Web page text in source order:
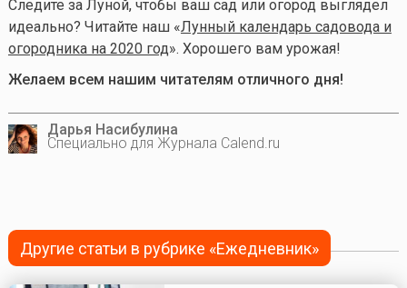
Следите за Луной, чтобы ваш сад или огород выглядел
идеально? Читайте наш «Лунный календарь садовода и
огородника на 2020 год». Хорошего вам урожая!
Желаем всем нашим читателям отличного дня!
Дарья Насибулина
Специально для Журнала Calend.ru
Другие статьи в рубрике «Ежедневник»